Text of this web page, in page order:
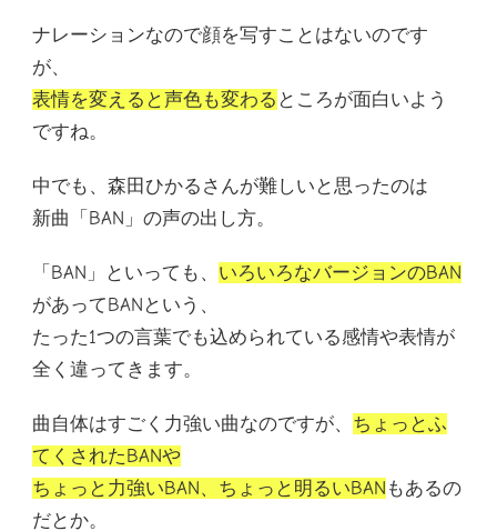
ナレーションなので顔を写すことはないのです
が、
表情を変えると声色も変わる ところが面白いよう
ですね。
中でも、森田ひかるさんが難しいと思ったのは
新曲「BAN」の声の出し方。
「BAN」といっても、 いろいろなバージョンのBAN
があってBANという、
たった1つの言葉でも込められている感情や表情が
全く違ってきます。
曲自体はすごく力強い曲なのですが、 ちょっとふ
てくされたBANや
ちょっと力強いBAN、ちょっと明るいBAN もあるの
だとか。